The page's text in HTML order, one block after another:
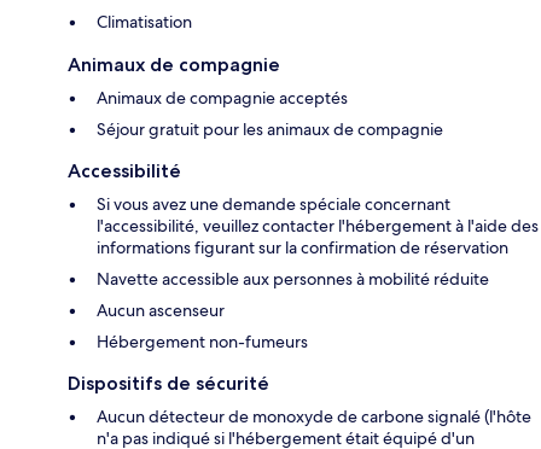
Climatisation
Animaux de compagnie
Animaux de compagnie acceptés
Séjour gratuit pour les animaux de compagnie
Accessibilité
Si vous avez une demande spéciale concernant
l'accessibilité, veuillez contacter l'hébergement à l'aide des
informations figurant sur la confirmation de réservation
Navette accessible aux personnes à mobilité réduite
Aucun ascenseur
Hébergement non-fumeurs
Dispositifs de sécurité
Aucun détecteur de monoxyde de carbone signalé (l'hôte
n'a pas indiqué si l'hébergement était équipé d'un